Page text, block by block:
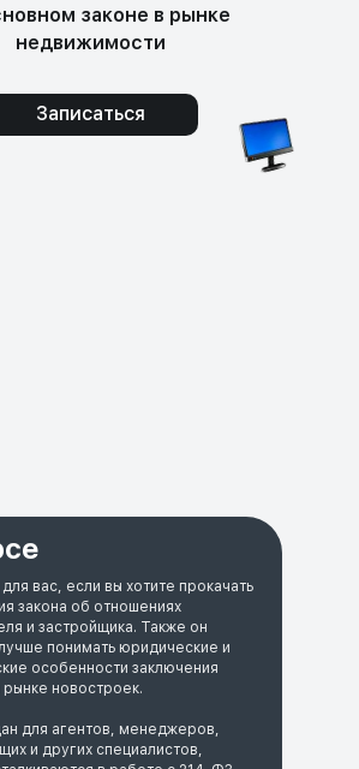
Записаться
законе в рынке
недвижимости
вас, если вы хотите прокачать
закона об отношениях
и застройщика. Также он
понимать юридические и
особенности заключения
рынке новостроек.
для агентов, менеджеров,
и других специалистов,